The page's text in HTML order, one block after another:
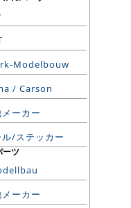
Modelbouw
/ Carson
ーカー
/ステッカー
ツ
ーカー